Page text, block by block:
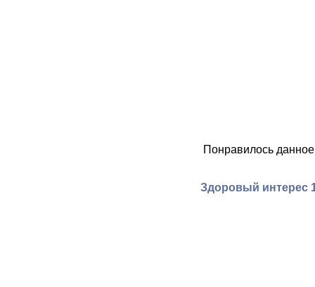
Понравилось
Здоровый интерес